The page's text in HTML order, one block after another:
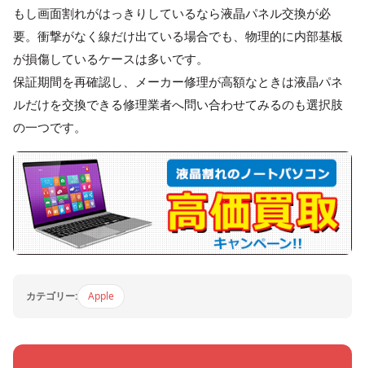
もし画面割れがはっきりしているなら液晶パネル交換が必
要。衝撃がなく線だけ出ている場合でも、物理的に内部基板
が損傷しているケースは多いです。
保証期間を再確認し、メーカー修理が高額なときは液晶パネ
ルだけを交換できる修理業者へ問い合わせてみるのも選択肢
の一つです。
カテゴリー: Apple